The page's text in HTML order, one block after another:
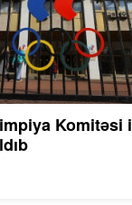
Komitəsi